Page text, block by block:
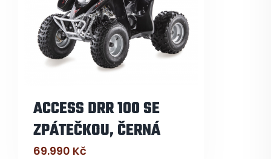
ACCESS DRR 100 SE
ZPÁTEČKOU, ČERNÁ
69.990 Kč